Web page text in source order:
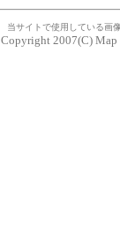
当サイトで使用している画
Copyright 2007(C) Map